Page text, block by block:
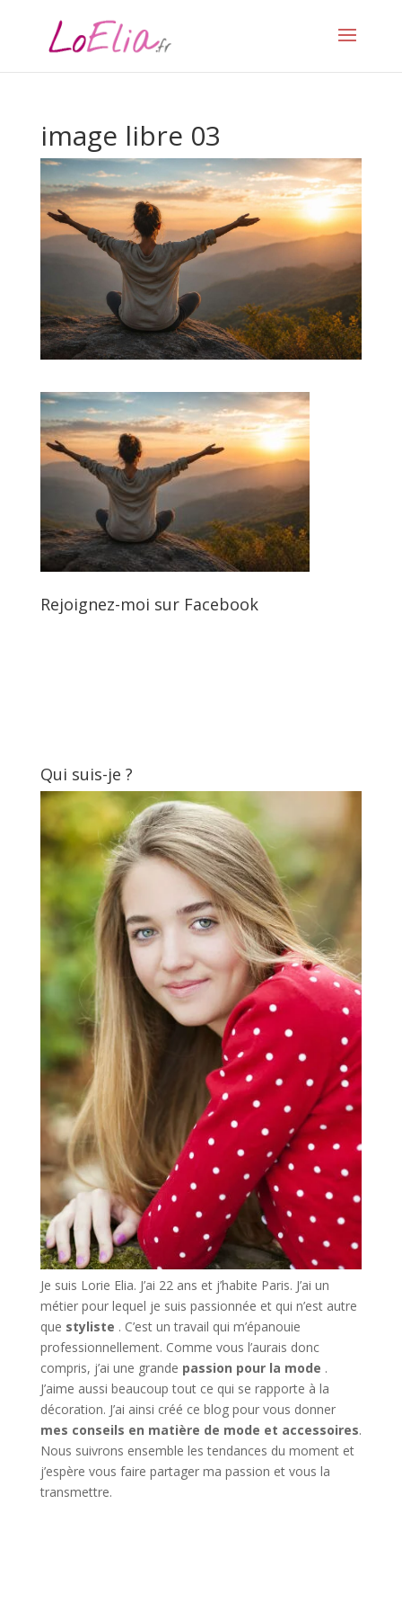
image libre 03
Rejoignez-moi sur Facebook
Qui suis-je ?
Je suis Lorie Elia. J’ai 22 ans et j’habite Paris. J’ai un
métier pour lequel je suis passionnée et qui n’est autre
que styliste . C’est un travail qui m’épanouie
professionnellement. Comme vous l’aurais donc
compris, j’ai une grande passion pour la mode .
J’aime aussi beaucoup tout ce qui se rapporte à la
décoration. J’ai ainsi créé ce blog pour vous donner
mes conseils en matière de mode et accessoires.
Nous suivrons ensemble les tendances du moment et
j’espère vous faire partager ma passion et vous la
transmettre.